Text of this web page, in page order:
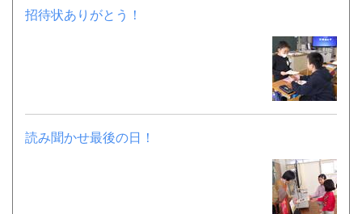
招待状ありがとう！
読み聞かせ最後の日！